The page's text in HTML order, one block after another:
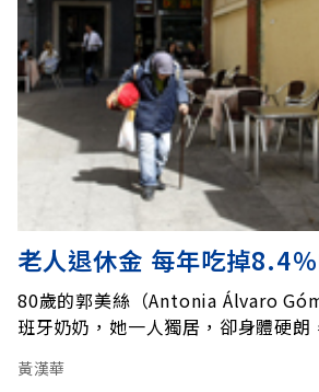
老人退休金 每年吃掉8.4
80歲的郭美絲（Antonia Álvaro
班牙奶奶，她一人獨居，卻身體硬朗
衣服，參加盛會。 20年前，丈夫過世
黃漢華